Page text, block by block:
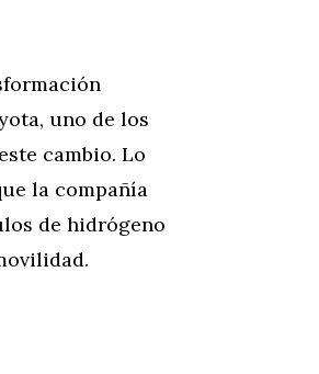
uno de los
cambio. Lo
la compañía
de hidrógeno